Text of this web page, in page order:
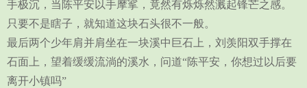
手极沉，当陈平安以手摩挲，竟然有烁烁然溅起锋芒之感。
只要不是瞎子，就知道这块石头很不一般。
最后两个少年肩并肩坐在一块溪中巨石上，刘羡阳双手撑在
石面上，望着缓缓流淌的溪水，问道“陈平安，你想过以后要
离开小镇吗”